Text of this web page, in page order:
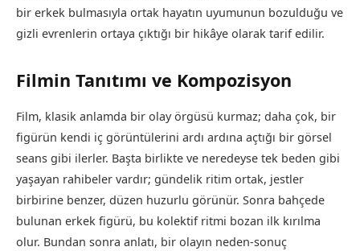
bir erkek bulmasıyla ortak hayatın uyumunun bozulduğu ve
gizli evrenlerin ortaya çıktığı bir hikâye olarak tarif edilir.
Filmin Tanıtımı ve Kompozisyon
Film, klasik anlamda bir olay örgüsü kurmaz; daha çok, bir
figürün kendi iç görüntülerini ardı ardına açtığı bir görsel
seans gibi ilerler. Başta birlikte ve neredeyse tek beden gibi
yaşayan rahibeler vardır; gündelik ritim ortak, jestler
birbirine benzer, düzen huzurlu görünür. Sonra bahçede
bulunan erkek figürü, bu kolektif ritmi bozan ilk kırılma
olur. Bundan sonra anlatı, bir olayın neden-sonuç